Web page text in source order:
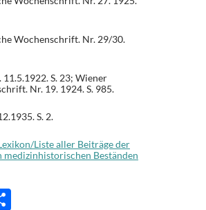
Wochenschrift. Nr. 29/30.
11.5.1922. S. 23; Wiener
Nr. 19. 1924. S. 985.
S. 2.
Liste aller Beiträge der
medizinhistorischen Beständen